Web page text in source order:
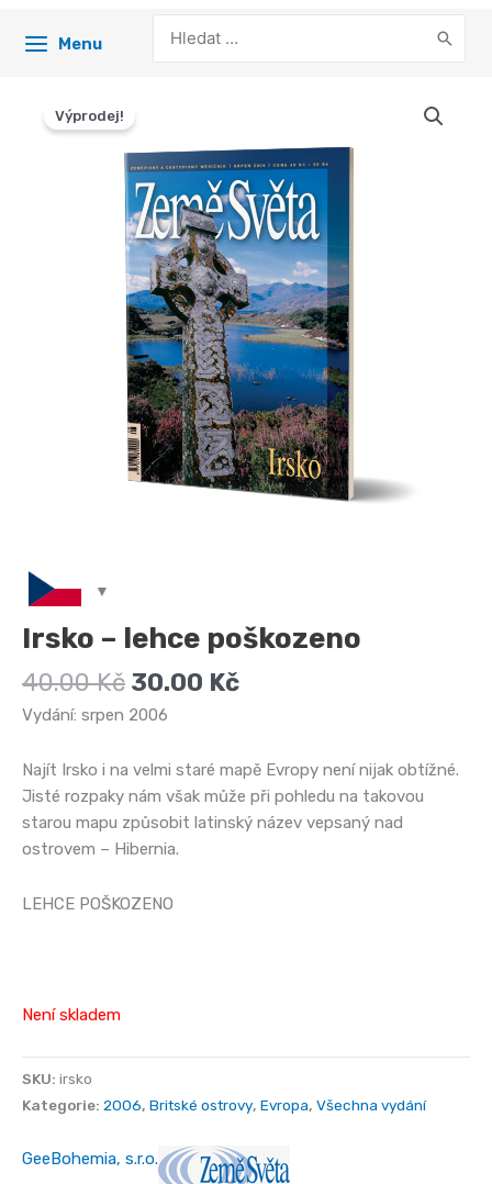
Menu
for:
Výprodej!
Irsko – lehce poškozeno
40.00Kč Původní
cena
40.00 Kč.
30.00 KčAktuální
30.00 Kč.
Vydání: srpen 2006
Najít Irsko i na velmi staré mapě Evropy není nijak obtížné.
Jisté rozpaky nám však může při pohledu na takovou
starou mapu způsobit latinský název vepsaný nad
ostrovem – Hibernia.
LEHCE POŠKOZENO
Není skladem
SKU: irsko
Kategorie: 2006, Britské ostrovy, Evropa, Všechna vydání
GeeBohemia, s.r.o.